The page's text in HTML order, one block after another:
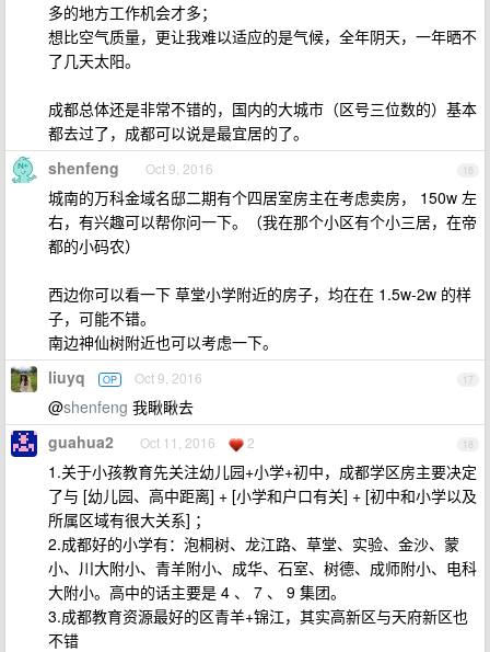
多的地方工作机会才多；
想比空气质量，更让我难以适应的是气候，全年阴天，一年晒不
了几天太阳。
成都总体还是非常不错的，国内的大城市（区号三位数的）基本
都去过了，成都可以说是最宜居的了。
16
shenfeng Oct 9, 2016
城南的万科金域名邸二期有个四居室房主在考虑卖房， 150w 左
右，有兴趣可以帮你问一下。（我在那个小区有个小三居，在帝
都的小码农）
西边你可以看一下 草堂小学附近的房子，均在在 1.5w-2w 的样
子，可能不错。
南边神仙树附近也可以考虑一下。
17
liuyq OP Oct 9, 2016
@shenfeng 我瞅瞅去
18
guahua2 Oct 11, 2016 2
1.关于小孩教育先关注幼儿园+小学+初中，成都学区房主要决定
了与 [幼儿园、高中距离] + [小学和户口有关] + [初中和小学以及
所属区域有很大关系] ；
2.成都好的小学有：泡桐树、龙江路、草堂、实验、金沙、蒙
小、川大附小、青羊附小、成华、石室、树德、成师附小、电科
大附小。高中的话主要是 4 、 7 、 9 集团。
3.成都教育资源最好的区青羊+锦江，其实高新区与天府新区也
不错